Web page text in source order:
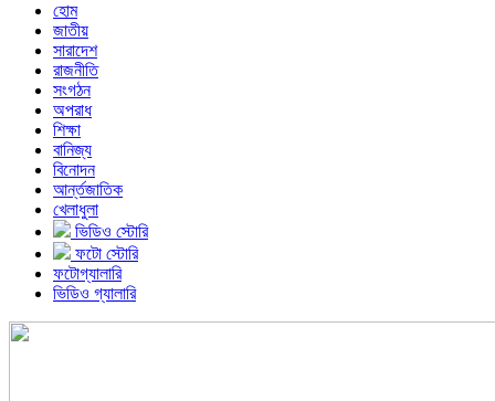
হোম
জাতীয়
সারাদেশ
রাজনীতি
সংগঠন
অপরাধ
শিক্ষা
বানিজ্য
বিনোদন
আর্ন্তজাতিক
খেলাধুলা
ভিডিও স্টোরি
ফটো স্টোরি
ফটোগ্যালারি
ভিডিও গ্যালারি